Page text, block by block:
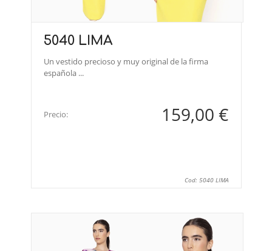
5040 LIMA
Un vestido precioso y muy original de la firma
española ...
Precio: 159,00 €
Cod: 5040 LIMA